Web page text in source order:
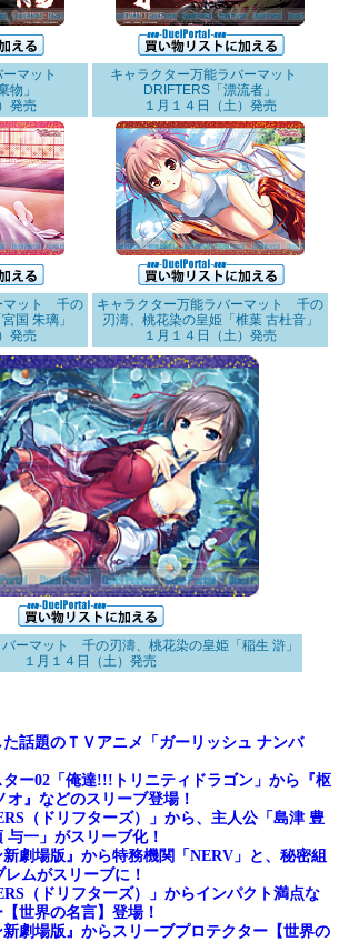
ーマット
物」
発売
キャラクター万能ラバーマット
DRIFTERS「漂流者」
１月１４日（土）発売
マット 千の
国 朱璃」
発売
キャラクター万能ラバーマット 千の
刃濤、桃花染の皇姫「椎葉 古杜音」
１月１４日（土）発売
ーマット 千の刃濤、桃花染の皇姫「稲生 滸」
１月１４日（土）発売
話題のＴＶアニメ「ガーリッシュ ナンバ
ー02「俺達!!!トリニティドラゴン」から『枢
』などのスリーブ登場！
（ドリフターズ）」から、主人公「島津 豊
一」がスリーブ化！
新劇場版』から特務機関「NERV」と、秘密組
ムがスリーブに！
（ドリフターズ）」からインパクト満点な
世界の名言】登場！
新劇場版』からスリーブプロテクター【世界の